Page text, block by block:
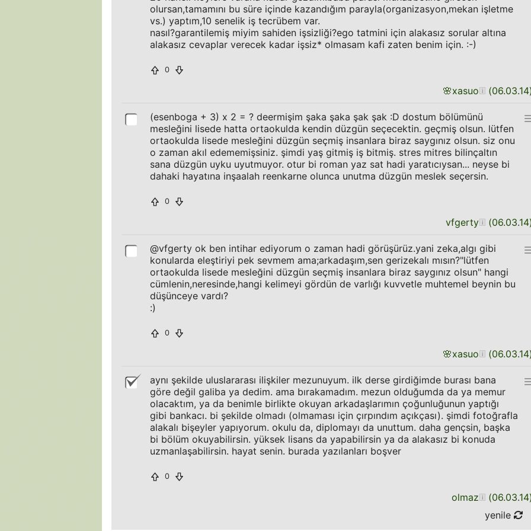
olursan,tamamını bu süre içinde kazandığım parayla(organizasyon,mekan işletme
vs.) yaptım,10 senelik iş tecrübem var.
nasıl?garantilemiş miyim sahiden işsizliği?ego tatmini için alakasız sorular altına
alakasız cevaplar verecek kadar işsiz* olmasam kafi zaten benim için. :-)
0
🌸xasuo (06.03.14
(esenboga + 3) x 2 = ? deermişim şaka şaka şak şak :D dostum bölümünü
mesleğini lisede hatta ortaokulda kendin düzgün seçecektin. geçmiş olsun. lütfen
ortaokulda lisede mesleğini düzgün seçmiş insanlara biraz saygınız olsun. siz onu
o zaman akıl edememişsiniz. şimdi yaş gitmiş iş bitmiş. stres mitres bilinçaltın
sana düzgün uyku uyutmuyor. otur bi roman yaz sat hadi yaratıcıysan... neyse bi
dahaki hayatına inşaalah reenkarne olunca unutma düzgün meslek seçersin.
0
vfgerty (06.03.14
@vfgerty ok ben intihar ediyorum o zaman hadi görüşürüz.yani zeka,algı gibi
konularda eleştiriyi pek sevmem ama;arkadaşım,sen gerizekalı mısın?"lütfen
ortaokulda lisede mesleğini düzgün seçmiş insanlara biraz saygınız olsun" hangi
cümlenin,neresinde,hangi kelimeyi gördün de varlığı kuvvetle muhtemel beynin bu
düşünceye vardı?
:)
0
🌸xasuo (06.03.14
aynı şekilde uluslararası ilişkiler mezunuyum. ilk derse girdiğimde burası bana
göre değil galiba ya dedim. ama bırakamadım. mezun olduğumda da ya memur
olacaktım, ya da benimle birlikte okuyan arkadaşlarımın çoğunluğunun yaptığı
gibi bankacı. bi şekilde olmadı (olmaması için çırpındım açıkçası). şimdi fotoğrafla
alakalı bişeyler yapıyorum. okulu da, diplomayı da unuttum. daha gençsin, başka
bi bölüm okuyabilirsin. yüksek lisans da yapabilirsin ya da alakasız bi konuda
uzmanlaşabilirsin. hayat senin. burada yazılanları boşver
0
olmaz (06.03.14
yenile